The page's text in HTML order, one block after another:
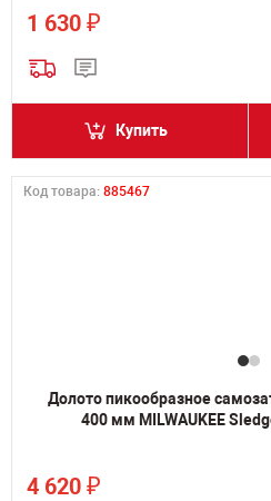
1 630 ₽
Купить
Код товара: 885467
Долото пикообразное
400 мм MILWAUKEE
4 620 ₽